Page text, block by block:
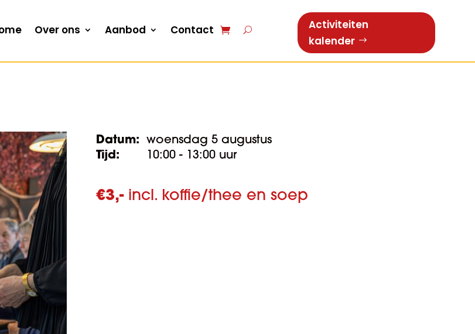
Over ons Aanbod Contact
Activiteiten
kalender
Datum: woensdag 5 augustus
Tijd: 10:00 - 13:00 uur
€3,-incl. koffie/thee en soep